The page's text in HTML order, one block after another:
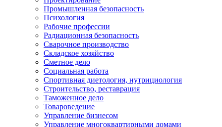
Промышленная безопасность
Психология
Рабочие профессии
Радиационная безопасность
Сварочное производство
Складское хозяйство
Сметное дело
Социальная работа
Спортивная диетология, нутрициология
Строительство, реставрация
Таможенное дело
Товароведение
Управление бизнесом
Управление многоквартирными домами